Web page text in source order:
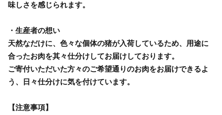
味しさを感じられます。
・生産者の想い
天然なだけに、色々な個体の猪が入荷しているため、用途に
合ったお肉を其々仕分けしてお届けしております。
ご寄付いただいた方々のご希望通りのお肉をお届けできるよ
う、日々仕分けに気を付けています。
【注意事項】